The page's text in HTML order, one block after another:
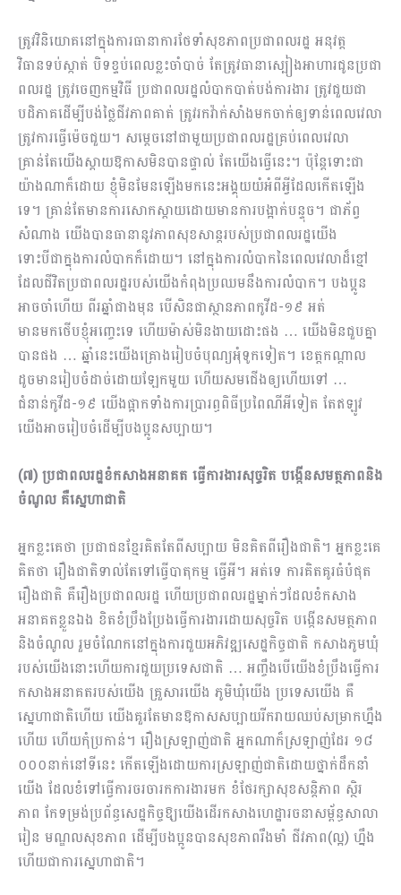
ត្រូវវិនិយោគនៅក្នុងការធានាការថែទាំសុខភាពប្រជាពលរដ្ឋ អនុវត្ត
វិធានទប់ស្កាត់ បិទខ្ទប់ពេលខ្លះចាំបាច់ តែត្រូវធានាស្បៀងអាហារជូនប្រជា
ពលរដ្ឋ ត្រូវចេញកម្មវិធី ប្រជាពលរដ្ឋលំបាកបាត់បង់ការងារ ត្រូវជួយជា
បដិភាគដើម្បីបង់ថ្លៃជីវភាពគាត់ ត្រូវរកវ៉ាក់សាំងមកចាក់ឲ្យទាន់ពេលវេលា
ត្រូវការធ្វើម៉េចជួយ។ សម្ដេចនៅជាមួយប្រជាពលរដ្ឋគ្រប់ពេលវេលា
គ្រាន់តែយើងស្ដាយឱកាសមិនបានផ្ទាល់ តែយើងធ្វើនេះ។ ប៉ុន្តែទោះជា
យ៉ាងណាក៏ដោយ ខ្ញុំមិនមែនឡើងមកនេះអង្គុយយំអំពីអ្វីដែលកើតឡើង
ទេ។ គ្រាន់តែមានការសោកស្ដាយដោយមានការបង្អាក់បន្ទុច។ ជាភ័ព្វ
សំណាង យើងបានធានានូវភាពសុខសាន្តរបស់ប្រជាពលរដ្ឋយើង
ទោះបីជាក្នុងការលំបាកក៏ដោយ។ នៅក្នុងការលំបាកនៃពេលវេលាដ៏ខ្មៅ
ដែលជីវិតប្រជាពលរដ្ឋរបស់យើងកំ​ពុងប្រឈមនឹងការលំបាក។ បងប្អូន
អាចចាំហើយ ពីរឆ្នាំជាងមុន បើសិនជាស្ថានភាពកូវីដ-១៩ អត់
មានមកថើបខ្ញុំអញ្ចេះទេ ហើយម៉ាស់មិនងាយដោះផង … យើងមិនជួបគ្នា
បានផង … ឆ្នាំនេះយើងគ្រោងរៀបចំបុណ្យអុំទូកទៀត។ ខេត្តកណ្ដាល
ដូចមានរៀប​ចំដាច់ដោយឡែកមួយ ហើយសមជើងឲ្យហើយទៅ …
ជំនាន់កូវីដ-១៩ យើងផ្អាកទាំងការប្រារព្ធពិធីប្រពៃណីអីទៀត តែឥឡូវ
យើងអាចរៀបចំដើម្បីបងប្អូនសប្បាយ។
(៧) ប្រជាពលរដ្ឋខំកសាងអនាគត ធ្វើការងារសុច្ចរិត បង្កើនសមត្ថភាពនិង
ចំណូល គឺស្នេហាជាតិ
អ្នកខ្លះគេថា ប្រជាជន​ខ្មែរគិតតែពីសប្បាយ មិនគិតពីរឿងជាតិ។ អ្នកខ្លះគេ
គិតថា រឿងជាតិទាល់តែទៅធ្វើបាតុ​កម្ម ធ្វើអី។ អត់ទេ ការគិតគូរធំបំផុត
រឿងជាតិ គឺរឿងប្រជាពលរដ្ឋ ហើយប្រជាពលរដ្ឋម្នាក់ៗដែលខំកសាង
អនាគតខ្លួនឯង ខិតខំប្រឹងប្រែងធ្វើការងារដោយសុច្ចរិត បង្កើនសមត្ថភាព
និងចំណូល រួមចំណែកនៅក្នុងការជួយអភិវឌ្ឍសេដ្ឋកិច្ចជាតិ កសាងភូមឃុំ
របស់យើងនោះហើយការជួយប្រទេសជាតិ … អញ្ចឹងបើយើងខំប្រឹងធ្វើការ
កសាងអនាគតរបស់យើង គ្រួសារយើង ភូមិឃុំយើង ប្រទេស​យើង គឺ
ស្នេហាជាតិហើយ​ យើងគួរតែមានឱកាសសប្បាយរីករាយឈប់សម្រាកហ្នឹង
ហើយ ហើយកុំប្រកាន់។ រឿងស្រឡាញ់ជាតិ អ្នកណាក៏ស្រឡាញ់ដែរ ១៨
០០០នាក់នៅទីនេះ កើតឡើងដោយការស្រឡាញ់ជាតិដោយថ្នាក់ដឹកនាំ
យើង ដែលខំទៅធ្វើការចរចារកការងារមក ខំថែរក្សាសុខសន្តិភាព ស្ថិរ
ភាព កែទម្រង់ប្រព័ន្ធសេដ្ឋកិច្ចឱ្យយើងដើរកសាងហេដ្ឋារចនាសម្ព័ន្ធសាលា
រៀន មណ្ឌលសុខភាព ដើម្បីបងប្អូនបានសុខភាពរឹងមាំ ជីវភាព(ល្អ) ហ្នឹង
ហើយ​ជាការស្នេហាជាតិ។